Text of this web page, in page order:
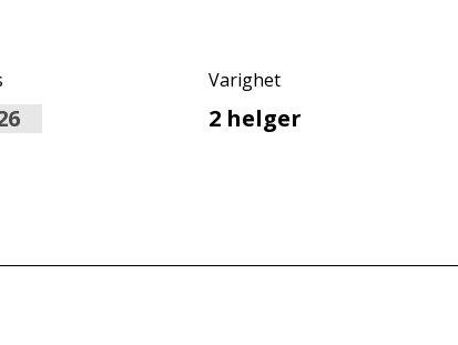
Varighet
2 helger